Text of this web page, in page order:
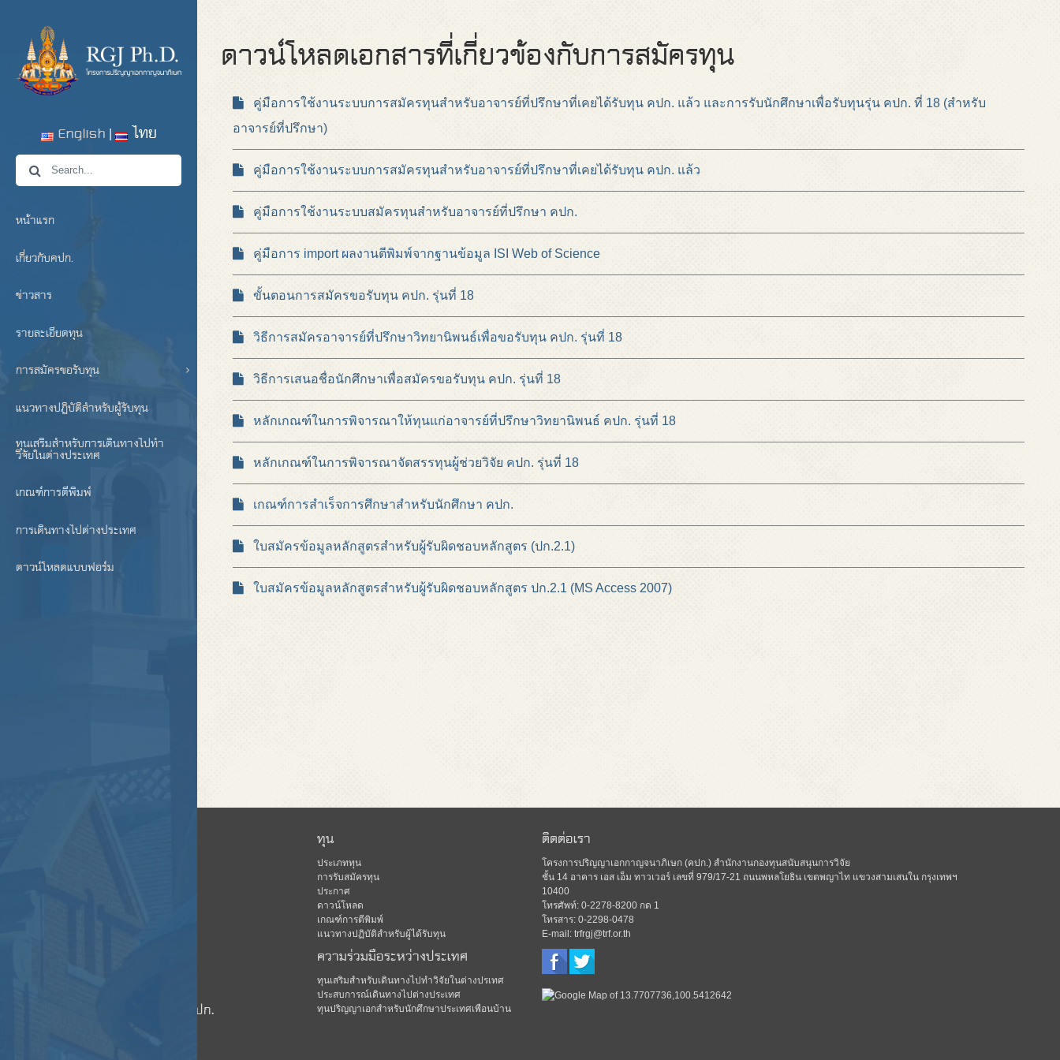
English ไทย
หน้าแรก
เกี่ยวกับคปก.
ข่าวสาร
รายละเอียดทุน
การสมัครขอรับทุน
แนวทางปฏิบัติสำหรับผู้รับทุน
ทุนเสริมสำหรับการเดินทางไปทำ
วิจัยในต่างประเทศ
เกณฑ์การตีพิมพ์
การเดินทางไปต่างประเทศ
ดาวน์โหลดแบบฟอร์ม
ดาวน์โหลดเอกสารที่เกี่ยวข้องกับการสมัครทุน
คู่มือการใช้งานระบบการสมัครทุนสำหรับอาจารย์ที่ปรึกษาที่เคยได้รับทุน คปก. แล้ว และการรับนักศึกษาเพื่อรับทุนรุ่น คปก. ที่ 18 (สำหรับ
อาจารย์ที่ปรึกษา)
คู่มือการใช้งานระบบการสมัครทุนสำหรับอาจารย์ที่ปรึกษาที่เคยได้รับทุน คปก. แล้ว
คู่มือการใช้งานระบบสมัครทุนสำหรับอาจารย์ที่ปรึกษา คปก.
คู่มือการ import ผลงานตีพิมพ์จากฐานข้อมูล ISI Web of Science
ขั้นตอนการสมัครขอรับทุน คปก. รุ่นที่ 18
วิธีการสมัครอาจารย์ที่ปรึกษาวิทยานิพนธ์เพื่อขอรับทุน คปก. รุ่นที่ 18
วิธีการเสนอชื่อนักศึกษาเพื่อสมัครขอรับทุน คปก. รุ่นที่ 18
หลักเกณฑ์ในการพิจารณาให้ทุนแก่อาจารย์ที่ปรึกษาวิทยานิพนธ์ คปก. รุ่นที่ 18
หลักเกณฑ์ในการพิจารณาจัดสรรทุนผู้ช่วยวิจัย คปก. รุ่นที่ 18
เกณฑ์การสำเร็จการศึกษาสำหรับนักศึกษา คปก.
ใบสมัครข้อมูลหลักสูตรสำหรับผู้รับผิดชอบหลักสูตร (ปก.2.1)
ใบสมัครข้อมูลหลักสูตรสำหรับผู้รับผิดชอบหลักสูตร ปก.2.1 (MS Access 2007)
ชมรมนักเรียนทุน คปก.
ทุน
ประเภททุน
การรับสมัครทุน
ประกาศ
ดาวน์โหลด
เกณฑ์การตีพิมพ์
แนวทางปฏิบัติสำหรับผู้ได้รับทุน
ความร่วมมือระหว่างประเทศ
ทุนเสริมสำหรับเดินทางไปทำวิจัยในต่างปรเทศ
ประสบการณ์เดินทางไปต่างประเทศ
ทุนปริญญาเอกสำหรับนักศึกษาประเทศเพือนบ้าน
ติดต่อเรา
โครงการปริญญาเอกกาญจนาภิเษก (คปก.) สำนักงานกองทุนสนับสนุนการวิจัย
ชั้น 14 อาคาร เอส เอ็ม ทาวเวอร์ เลขที่ 979/17-21 ถนนพหลโยธิน เขตพญาไท แขวงสามเสนใน กรุงเทพฯ
10400
โทรศัพท์: 0-2278-8200 กด 1
โทรสาร: 0-2298-0478
E-mail: trfrgj@trf.or.th